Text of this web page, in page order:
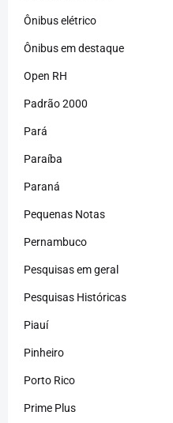
Ônibus elétrico
Ônibus em destaque
Open RH
Padrão 2000
Pará
Paraíba
Paraná
Pequenas Notas
Pernambuco
Pesquisas em geral
Pesquisas Históricas
Piauí
Pinheiro
Porto Rico
Prime Plus